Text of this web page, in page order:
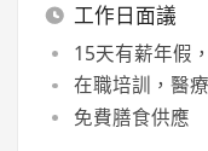
工作日面議
15天有薪年假
在職培訓，醫
免費膳食供應